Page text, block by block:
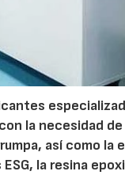
la necesidad de
así como la
la resina